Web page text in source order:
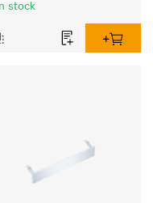
stock